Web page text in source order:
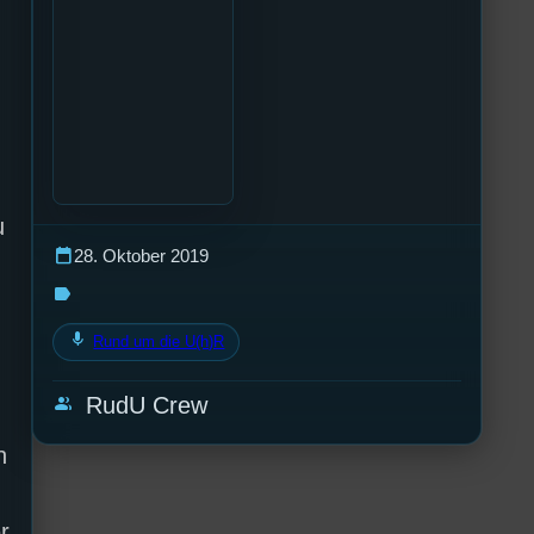
calendar_today28. Oktober 2019
label
mic Rund um die U(h)R
group RudU Crew